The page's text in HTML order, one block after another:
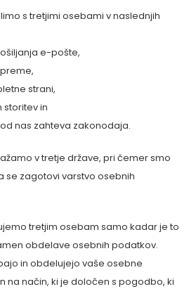
s tretjimi osebami v naslednjih
e-pošte,
strani,
storitev in
nas zahteva zakonodaja.
v tretje države, pri čemer smo
se zagotovi varstvo osebnih
tretjim osebam samo kadar je to
obdelave osebnih podatkov.
in obdelujejo vaše osebne
na način, ki je določen s pogodbo, ki